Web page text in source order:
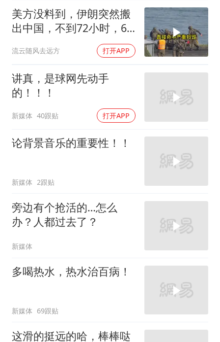
美方没料到，伊朗突然搬
出中国，不到72小时，6
流云随风去远方 打开APP
讲真，是球网先动手
的！！！
新媒体 40跟贴 打开APP
论背景音乐的重要性！！
新媒体 2跟贴
旁边有个抢活的…怎么
办？人都过去了？
新媒体
多喝热水，热水治百病！
新媒体 69跟贴
这滑的挺远的哈，棒棒哒